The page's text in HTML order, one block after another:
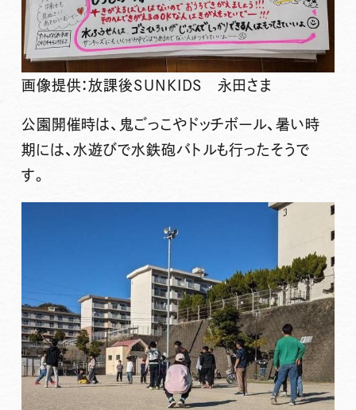
画像提供：放課後SUNKIDS 永田さま
公園開催時は、鬼ごっこやドッチボール、暑い時
期には、 水遊びで水鉄砲バトルも行ったそうで
す。